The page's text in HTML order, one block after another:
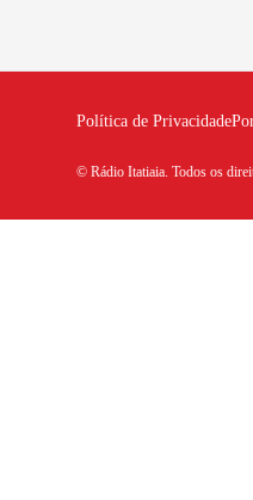
Política de Privacidade
© Rádio Itatiaia. Todos os